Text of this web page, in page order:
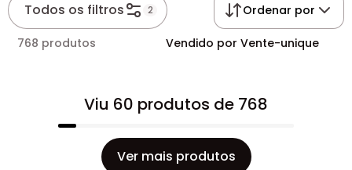
Todos os filtros 2 Ordenar por
768 produtos Vendido por Vente-unique
Viu 60 produtos de 768
Ver mais produtos